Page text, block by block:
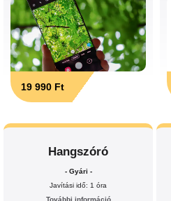
19 990 Ft
Hangszóró
- Gyári -
Javítási idő: 1 óra
További információ